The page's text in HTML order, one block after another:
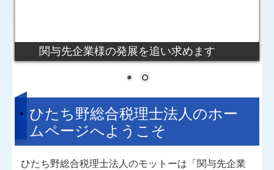
お問合せ
社会福祉法人の皆様へ
関与先企業様の発展を追い求めます
ひたち野総合税理士法人のホー
ムページへようこそ
ひたち野総合税理士法人のモットーは「関与先企業